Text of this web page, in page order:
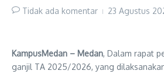
Tidak ada komentar 23 Agustus
KampusMedan – Medan, Dalam rapat
ganjil TA 2025/2026, yang